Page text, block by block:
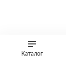
Каталог